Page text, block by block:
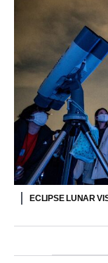
ECLIPSE LUNAR